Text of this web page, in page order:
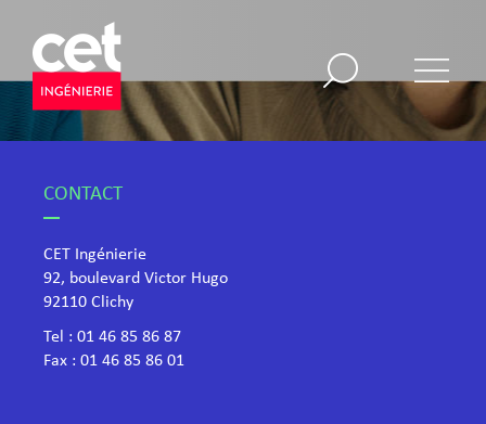
CONTACT
CET Ingénierie
92, boulevard Victor Hugo
​92110 Clichy
Tel : 01 46 85 86 87
Fax : 01 46 85 86 01